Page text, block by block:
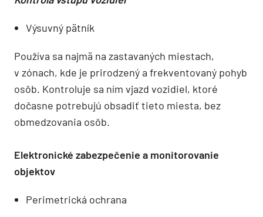
Výsuvný pätník
Používa sa najmä na zastavaných miestach,
v zónach, kde je prirodzený a frekventovaný pohyb
osôb. Kontroluje sa ním vjazd vozidiel, ktoré
dočasne potrebujú obsadiť tieto miesta, bez
obmedzovania osôb.
Elektronické zabezpečenie a monitorovanie
objektov
Perimetrická ochrana